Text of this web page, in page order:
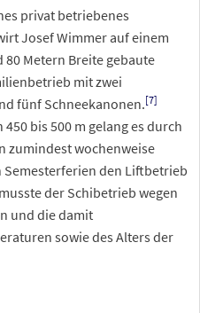
privat betriebenes
Josef Wimmer auf einem
80 Metern Breite gebaute
mit zwei
fünf Schneekanonen.[7]
bis 500 m gelang es durch
zumindest wochenweise
den Liftbetrieb
der Schibetrieb wegen
und die damit
sowie des Alters der